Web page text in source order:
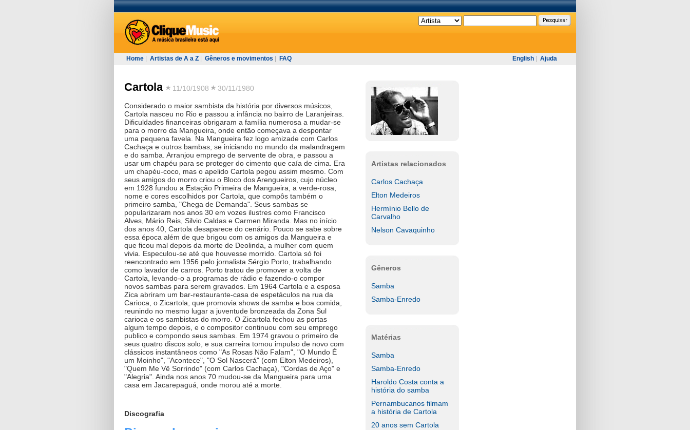
Home Artistas de A a Z Gêneros e movimentos FAQ English Ajuda
Cartola 11/10/1908 30/11/1980
Considerado o maior sambista da história por diversos músicos,
Cartola nasceu no Rio e passou a infância no bairro de Laranjeiras.
Dificuldades financeiras obrigaram a família numerosa a mudar-se
para o morro da Mangueira, onde então começava a despontar
uma pequena favela. Na Mangueira fez logo amizade com Carlos
Cachaça e outros bambas, se iniciando no mundo da malandragem
e do samba. Arranjou emprego de servente de obra, e passou a
usar um chapéu para se proteger do cimento que caía de cima. Era
um chapéu-coco, mas o apelido Cartola pegou assim mesmo. Com
seus amigos do morro criou o Bloco dos Arengueiros, cujo núcleo
em 1928 fundou a Estação Primeira de Mangueira, a verde-rosa,
nome e cores escolhidos por Cartola, que compôs também o
primeiro samba, "Chega de Demanda". Seus sambas se
popularizaram nos anos 30 em vozes ilustres como Francisco
Alves, Mário Reis, Silvio Caldas e Carmen Miranda. Mas no início
dos anos 40, Cartola desaparece do cenário. Pouco se sabe sobre
essa época além de que brigou com os amigos da Mangueira e
que ficou mal depois da morte de Deolinda, a mulher com quem
vivia. Especulou-se até que houvesse morrido. Cartola só foi
reencontrado em 1956 pelo jornalista Sérgio Porto, trabalhando
como lavador de carros. Porto tratou de promover a volta de
Cartola, levando-o a programas de rádio e fazendo-o compor
novos sambas para serem gravados. Em 1964 Cartola e a esposa
Zica abriram um bar-restaurante-casa de espetáculos na rua da
Carioca, o Zicartola, que promovia shows de samba e boa comida,
reunindo no mesmo lugar a juventude bronzeada da Zona Sul
carioca e os sambistas do morro. O Zicartola fechou as portas
algum tempo depois, e o compositor continuou com seu emprego
publico e compondo seus sambas. Em 1974 gravou o primeiro de
seus quatro discos solo, e sua carreira tomou impulso de novo com
clássicos instantâneos como "As Rosas Não Falam", "O Mundo É
um Moinho", "Acontece", "O Sol Nascerá" (com Elton Medeiros),
"Quem Me Vê Sorrindo" (com Carlos Cachaça), "Cordas de Aço" e
"Alegria". Ainda nos anos 70 mudou-se da Mangueira para uma
casa em Jacarepaguá, onde morou até a morte.
Discografia
Artistas relacionados
Carlos Cachaça
Elton Medeiros
Hermínio Bello de
Carvalho
Nelson Cavaquinho
Gêneros
Samba
Samba-Enredo
Matérias
Samba
Samba-Enredo
Haroldo Costa conta a
história do samba
Pernambucanos filmam
a história de Cartola
20 anos sem Cartola